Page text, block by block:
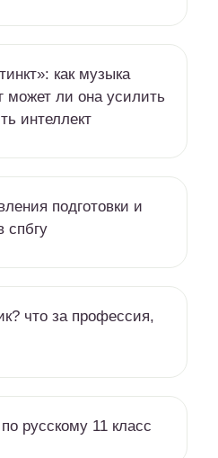
как музыка
может ли она усилить
интеллект
подготовки и
спбгу
что за профессия,
русскому 11 класс